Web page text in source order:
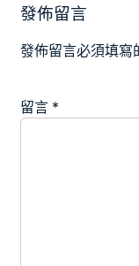
發佈留言
發佈留言必須填寫
留言 *